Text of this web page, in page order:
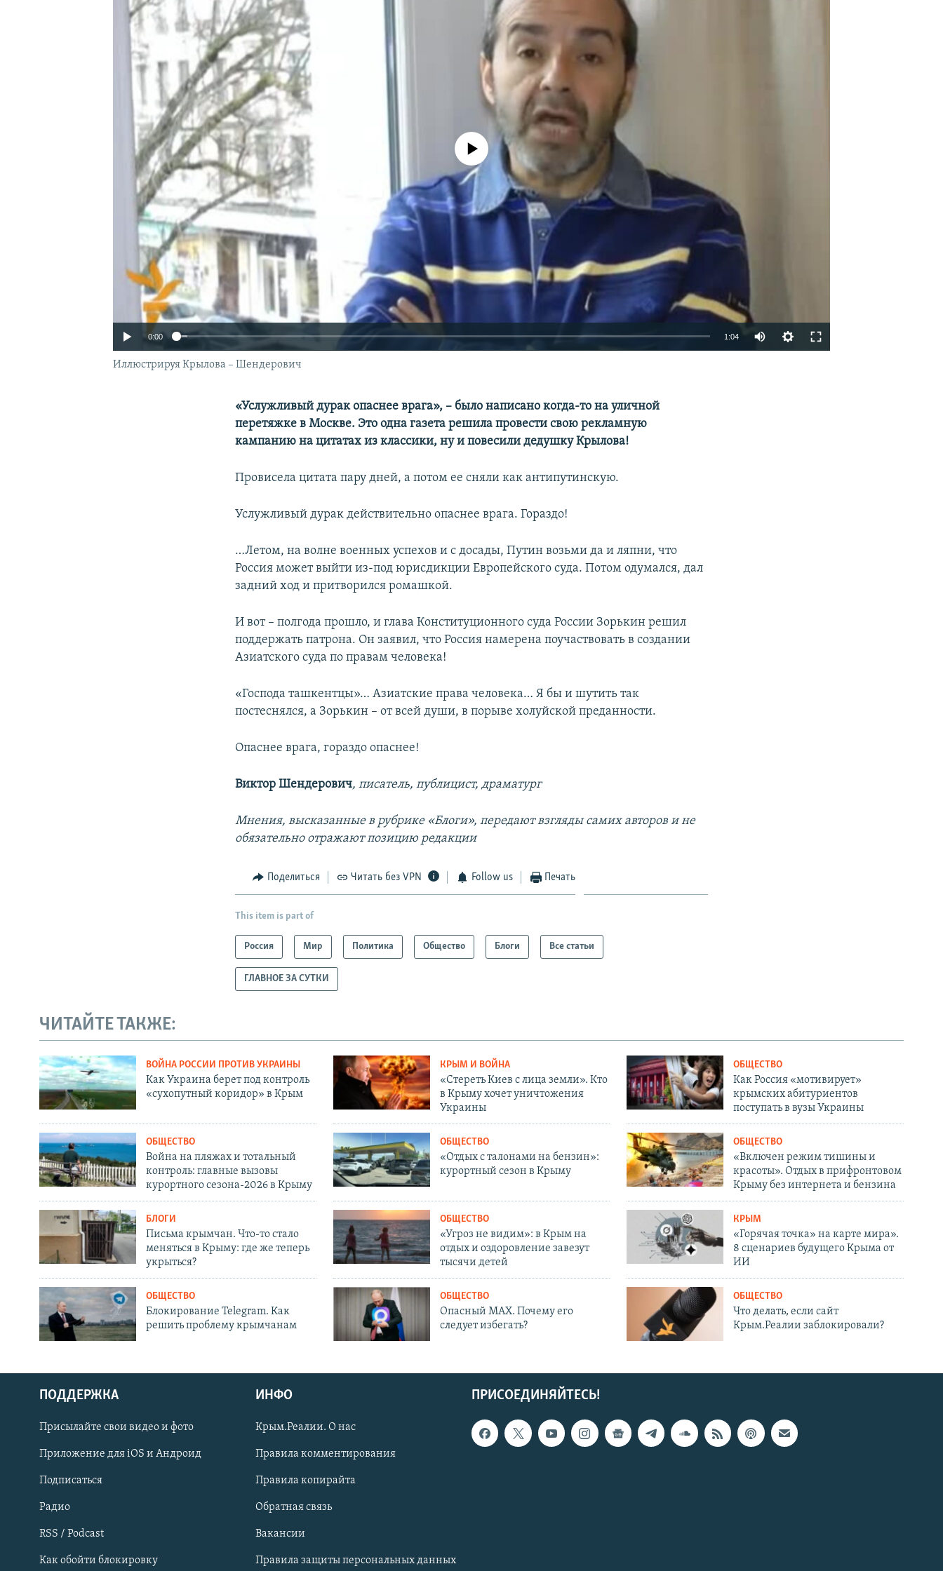
УКРАИНСКАЯ ПРОБЛЕМА КРЫМА
Українською
Qırımtatar
ПРИСОЕДИНЯЙТЕСЬ!
No media source currently available
0:00 1:04
Иллюстрируя Крылова – Шендерович
«Услужливый дурак опаснее врага», – было написано когда-то на уличной
перетяжке в Москве. Это одна газета решила провести свою рекламную
кампанию на цитатах из классики, ну и повесили дедушку Крылова!
Провисела цитата пару дней, а потом ее сняли как антипутинскую.
Услужливый дурак действительно опаснее врага. Гораздо!
…Летом, на волне военных успехов и с досады, Путин возьми да и ляпни, что
Россия может выйти из-под юрисдикции Европейского суда. Потом одумался, дал
задний ход и притворился ромашкой.
И вот – полгода прошло, и глава Конституционного суда России Зорькин решил
поддержать патрона. Он заявил, что Россия намерена поучаствовать в создании
Азиатского суда по правам человека!
«Господа ташкентцы»… Азиатские права человека… Я бы и шутить так
постеснялся, а Зорькин – от всей души, в порыве холуйской преданности.
Опаснее врага, гораздо опаснее!
Виктор Шендерович, писатель, публицист, драматург
Мнения, высказанные в рубрике «Блоги», передают взгляды самих авторов и не
обязательно отражают позицию редакции
Поделиться Читать без VPN Follow us Печать
This item is part of
Россия Мир Политика Общество Блоги Все статьи
ГЛАВНОЕ ЗА СУТКИ
ЧИТАЙТЕ ТАКЖЕ:
ВОЙНА РОССИИ ПРОТИВ УКРАИНЫ
Как Украина берет под контроль
«сухопутный коридор» в Крым
КРЫМ И ВОЙНА
«Стереть Киев с лица земли». Кто
в Крыму хочет уничтожения
Украины
ОБЩЕСТВО
Как Россия «мотивирует»
крымских абитуриентов
поступать в вузы Украины
ОБЩЕСТВО
Война на пляжах и тотальный
контроль: главные вызовы
курортного сезона-2026 в Крыму
ОБЩЕСТВО
«Отдых с талонами на бензин»:
курортный сезон в Крыму
ОБЩЕСТВО
«Включен режим тишины и
красоты». Отдых в прифронтовом
Крыму без интернета и бензина
БЛОГИ
Письма крымчан. Что-то стало
меняться в Крыму: где же теперь
укрыться?
ОБЩЕСТВО
«Угроз не видим»: в Крым на
отдых и оздоровление завезут
тысячи детей
КРЫМ
«Горячая точка» на карте мира».
8 сценариев будущего Крыма от
ИИ
ОБЩЕСТВО
Блокирование Telegram. Как
решить проблему крымчанам
ОБЩЕСТВО
Опасный MAX. Почему его
следует избегать?
ОБЩЕСТВО
Что делать, если сайт
Крым.Реалии заблокировали?
ПРИСОЕДИНЯЙТЕСЬ!
ПОДДЕРЖКА
Присылайте свои видео и фото
Приложение для iOS и Андроид
Подписаться
Радио
RSS / Podcast
Как обойти блокировку
ИНФО
Крым.Реалии. О нас
Правила комментирования
Правила копирайта
Обратная связь
Вакансии
Правила защиты персональных данных